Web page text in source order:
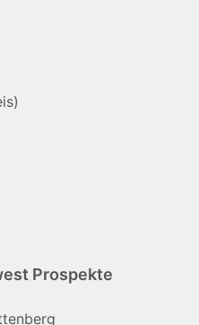
Prospekte